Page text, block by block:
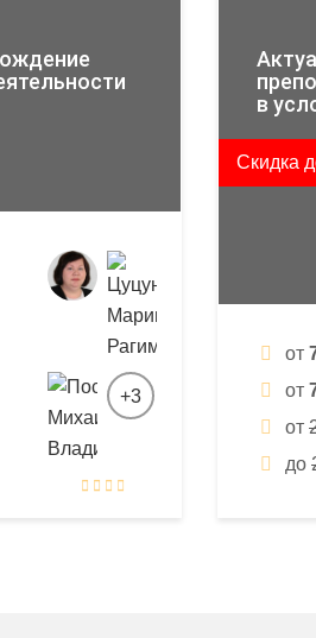
+3
в
Скидка
от
от
от
до